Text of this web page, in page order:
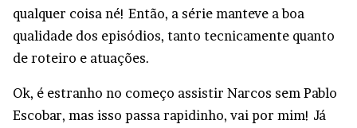
qualquer coisa né! Então, a série manteve a boa
qualidade dos episódios, tanto tecnicamente quanto
de roteiro e atuações.
Ok, é estranho no começo assistir Narcos sem Pablo
Escobar, mas isso passa rapidinho, vai por mim! Já